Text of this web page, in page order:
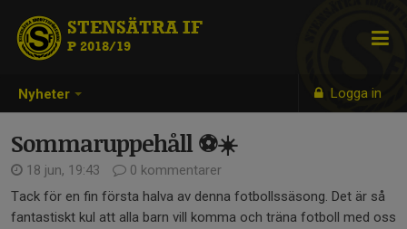
Nyheter Logga in
STENSÄTRA IF
P 2018/19
Sommaruppehåll ⚽️☀️
18 jun, 19:43
0 kommentarer
Tack för en fin första halva av denna fotbollssäsong. Det är så
fantastiskt kul att alla barn vill komma och träna fotboll med oss